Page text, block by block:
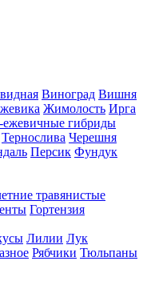
Виноград Вишня
Жимолость Ирга
гибриды
Тернослива Черешня
Персик Фундук
травянистые
Гортензия
Лилии Лук
Рябчики Тюльпаны